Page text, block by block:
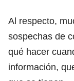
Al respecto,
sospechas de
qué hacer
información,